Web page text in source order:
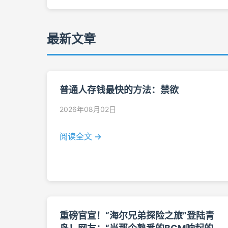
最新文章
普通人存钱最快的方法：禁欲
2026年08月02日
阅读全文 →
重磅官宣！“海尔兄弟探险之旅”登陆青